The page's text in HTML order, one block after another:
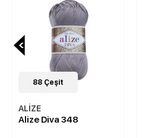
88 Çeşit
ALİZE
Alize Diva 348